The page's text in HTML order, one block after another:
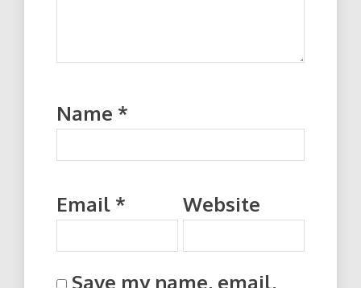
Name *
Email * Website
Save my name, email,